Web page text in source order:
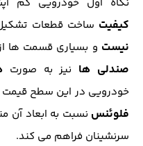
نگاه اول خودرویی کم
کیفیت ساخت قطعات
نیست و بسیاری قسمت ها
صندلی ها نیز به صورت
خودرویی در این سطح
فلوئنس نسبت به ابعاد آن
سرنشینان فراهم می کند.